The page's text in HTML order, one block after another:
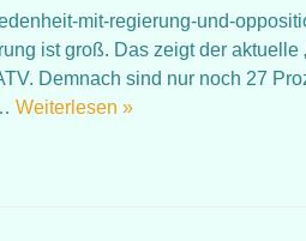
mit-regierung-und-
ist groß. Das zeigt der aktuelle
Demnach sind nur noch 27
Weiterlesen »